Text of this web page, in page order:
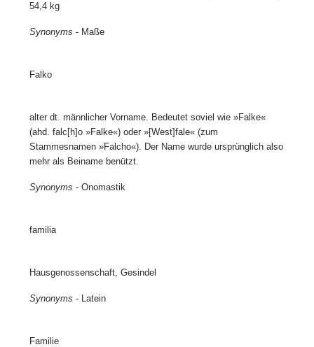
54,4 kg
Synonyms - Maße
Falko
alter dt. männlicher Vorname. Bedeutet soviel wie »Falke«
(ahd. falc[h]o »Falke«) oder »[West]fale« (zum
Stammesnamen »Falcho«). Der Name wurde ursprünglich also
mehr als Beiname benützt.
Synonyms - Onomastik
familia
Hausgenossenschaft, Gesindel
Synonyms - Latein
Familie